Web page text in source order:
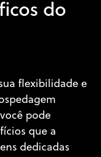
do
flexibilidade e
pode
que a
dedicadas